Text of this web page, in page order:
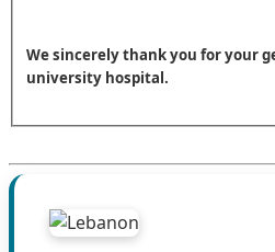
We sincerely thank you for your
university hospital.